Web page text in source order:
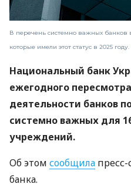
В перечень системно важных банков
которые имели этот статус в 2025 году.
Национальный банк
ежегодного
деятельности банков
системно важных для
учреждений.
Об этом сообщила
банка.